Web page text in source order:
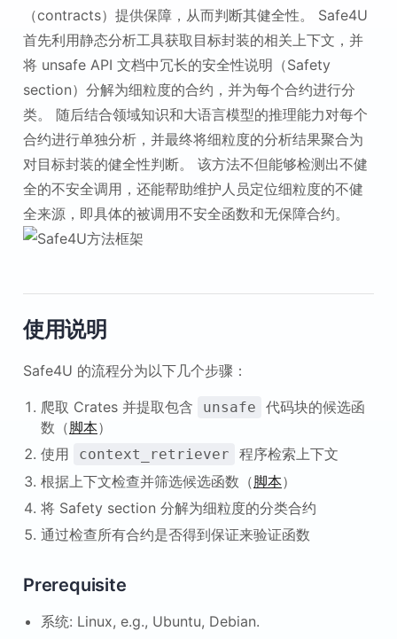
（contracts）提供保障，从而判断其健全性。 Safe4U
首先利用静态分析工具获取目标封装的相关上下文，并
将 unsafe API 文档中冗长的安全性说明（Safety
section）分解为细粒度的合约，并为每个合约进行分
类。 随后结合领域知识和大语言模型的推理能力对每个
合约进行单独分析，并最终将细粒度的分析结果聚合为
对目标封装的健全性判断。 该方法不但能够检测出不健
全的不安全调用，还能帮助维护人员定位细粒度的不健
全来源，即具体的被调用不安全函数和无保障合约。
使用说明
Safe4U 的流程分为以下几个步骤：
爬取 Crates 并提取包含 unsafe
代码块的候选函
数（脚本）
使用
context_retriever
程序检索上下文
根据上下文检查并筛选候选函数（脚本）
将 Safety section 分解为细粒度的分类合约
通过检查所有合约是否得到保证来验证函数
Prerequisite
系统: Linux, e.g., Ubuntu, Debian.